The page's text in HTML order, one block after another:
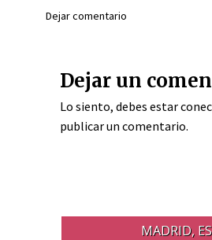
Dejar comentario
Dejar un
Lo siento, debes estar
publicar un comentario.
MADRID, ES